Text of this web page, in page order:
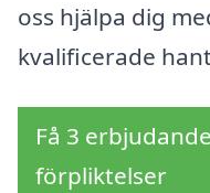
oss hjälpa dig
kvalificerade
Få 3
förpliktelser